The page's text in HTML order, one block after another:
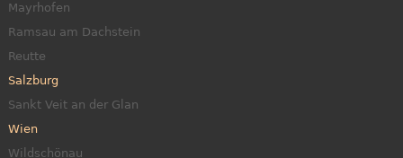
Mayrhofen
Ramsau am Dachstein
Reutte
Salzburg
Sankt Veit an der Glan
Wien
Wildschönau